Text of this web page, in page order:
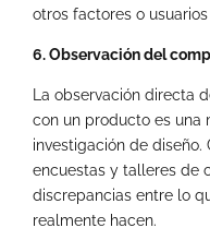
otros factores o
6. Observación del
La observación directa
con un producto es una
investigación de diseño.
encuestas y talleres de
discrepancias entre lo
realmente hacen.